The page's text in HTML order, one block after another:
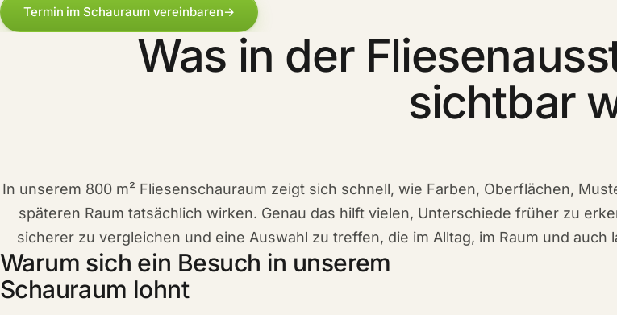
Termin im Schauraum vereinbaren→
Was in der
sichtbar
In unserem 800 m² Fliesenschauraum zeigt sich schnell, wie Farben, Oberflächen,
späteren Raum tatsächlich wirken. Genau das hilft vielen, Unterschiede früher zu
sicherer zu vergleichen und eine Auswahl zu treffen, die im Alltag, im Raum und auch
Warum sich ein Besuch in unserem
Schauraum lohnt